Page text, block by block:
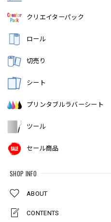
クリエイターパック
ロール
切売り
シート
プリンタブルラバーシート
ツール
セール商品
SHOP INFO
ABOUT
CONTENTS